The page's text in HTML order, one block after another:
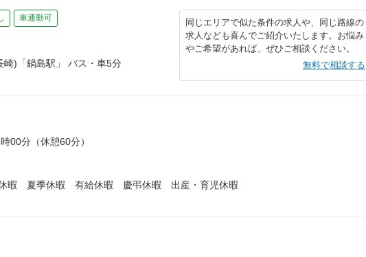
車通勤可
崎)「鍋島駅」 バス・車5分
同じエリアで似た条件の求人や、同じ路線の
求人なども喜んでご紹介いたします。お悩み
やご希望があれば、ぜひご相談ください。
無料で相談する
00分（休憩60分）
暇 夏季休暇 有給休暇 慶弔休暇 出産・育児休暇